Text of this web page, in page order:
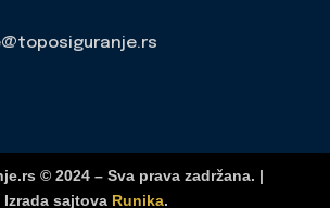
© 2024 – Sva prava zadržana. |
Izrada sajtova Runika.